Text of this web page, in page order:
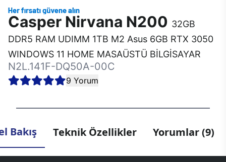
Casper Nirvana N200 32GB
DDR5 RAM UDIMM 1TB M2 Asus 6GB RTX 3050
WINDOWS 11 HOME MASAÜSTÜ BİLGİSAYAR
N2L.141F-DQ50A-00C
9 Yorum
Bakış Teknik Özellikler Yorumlar (9)